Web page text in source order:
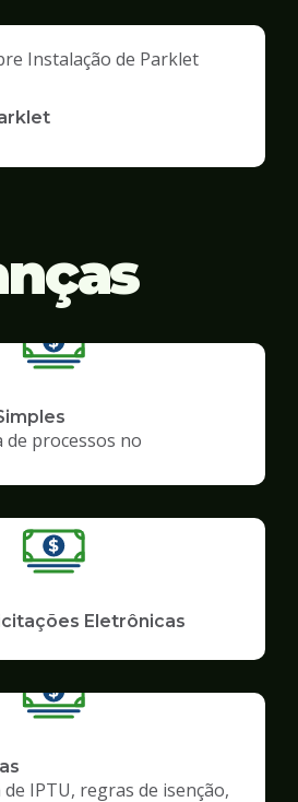
processos no
Eletrônicas
IPTU, regras de isenção,